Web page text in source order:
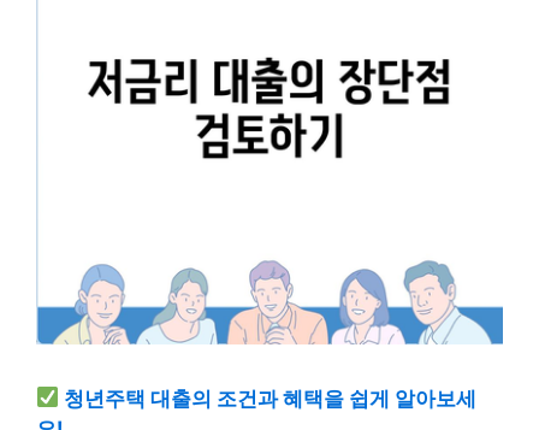
청년주택 대출의 조건과 혜택을 쉽게 알아보세